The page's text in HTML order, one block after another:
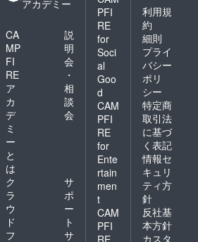
アカデミー
CA
MP
FI
RE
ア
カ
デ
ミ
ー
と
は
説
明
会
・
相
談
会
ク
ラ
ウ
ド
フ
サ
ポ
ー
ト
サ
PFI
RE
for
Soci
al
Goo
d
CAM
PFI
RE
for
Ente
rtain
men
t
CAM
PFI
RE
利用規
約
細則
プライ
バシー
ポリ
シー
特定商
取引法
に基づ
く表記
情報セ
キュリ
ティ方
針
反社基
本方針
カスタ